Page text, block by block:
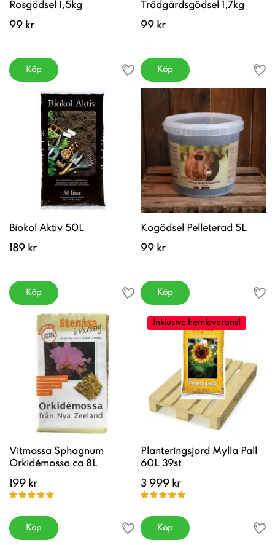
Rosgödsel 1,5kg
99 kr
Köp
Trädgårdsgödsel 1,7kg
99 kr
Köp
Biokol Aktiv 50L
189 kr
Köp
Kogödsel Pelleterad 5L
99 kr
Köp
Vitmossa Sphagnum
Orkidémossa ca 8L
199 kr
Köp
Inklusive hemleverans!
Planteringsjord Mylla Pall
60L 39st
3 999 kr
Köp